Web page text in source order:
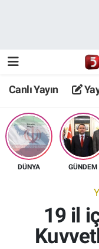
Canlı Yayın
DÜNYA GÜNDEM
19 il
TV 5 Ekranı